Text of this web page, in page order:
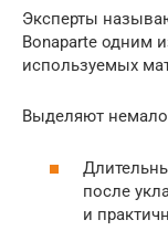
Эксперты
Bonaparte одним
используемых
Выделяют
после
и